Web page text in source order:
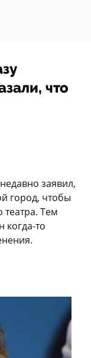
что
заявил,
город, чтобы
театра. Тем
когда-то